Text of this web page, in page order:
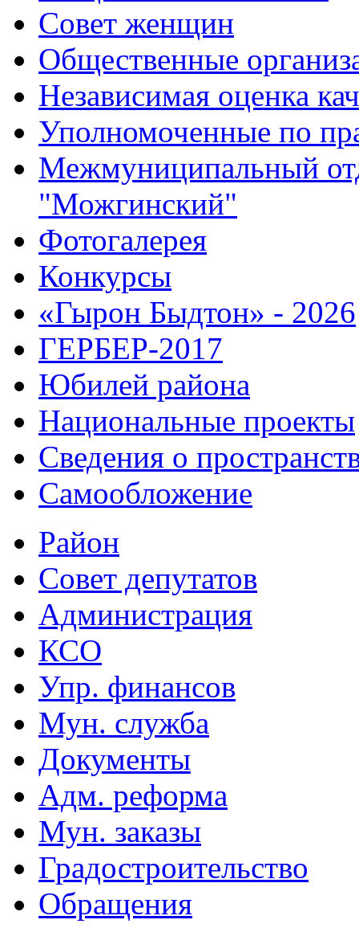
Совет женщин
Общественные
Независимая оценка
Уполномоченные по
Межмуниципальный
"Можгинский"
Фотогалерея
Конкурсы
«Гырон Быдтон» - 2026
ГЕРБЕР-2017
Юбилей района
Национальные проекты
Сведения о
Самообложение
Район
Совет депутатов
Администрация
КСО
Упр. финансов
Мун. служба
Документы
Адм. реформа
Мун. заказы
Градостроительство
Обращения